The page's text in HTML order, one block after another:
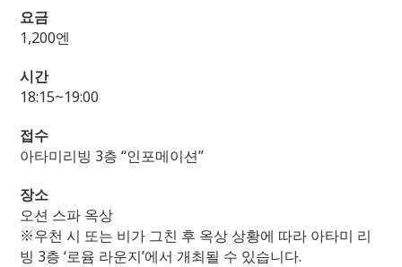
요금
1,200엔
시간
18:15~19:00
접수
아타미리빙 3층 “인포메이션”
장소
오션 스파 옥상
※우천 시 또는 비가 그친 후 옥상 상황에 따라 아타미 리
빙 3층 ‘로윰 라운지’에서 개최될 수 있습니다.